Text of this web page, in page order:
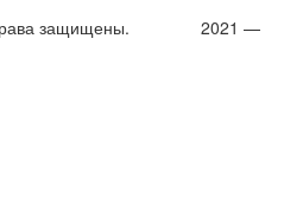
права защищены. 2021 —